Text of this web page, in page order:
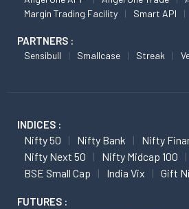
Margin Trading Facility
Smart API
PARTNERS :
Sensibull Smallcase Streak
INDICES :
Nifty 50 Nifty Bank
Nifty
Nifty Next 50
Nifty Midcap 100
BSE Small Cap
India Vix Gift
FUTURES :